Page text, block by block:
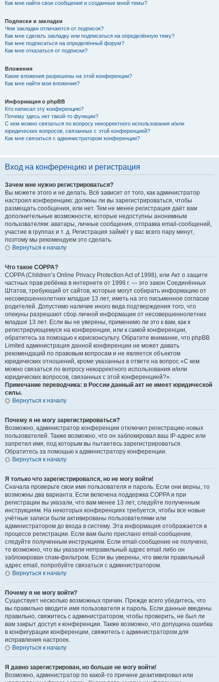
Как мне найти свои сообщения и созданные мной темы?
Подписки и закладки
Чем закладки отличаются от подписок?
Как мне сделать закладку или подписаться на определённую тему?
Как мне подписаться на определённый форум?
Как мне отказаться от подписки?
Вложения
Какие вложения разрешены на этой конференции?
Как мне найти мои вложения?
Информация о phpBB
Кто написал эту конференцию?
Почему здесь нет такой-то функции?
С кем можно связаться по вопросу некорректного использования и/или
юридических вопросов, связанных с этой конференцией?
Как мне связаться с администратором конференции?
Вход на конференцию и регистрация
Зачем мне нужно регистрироваться?
Вы можете этого и не делать. Всё зависит от того, как администратор
настроил конференцию: должны ли вы зарегистрироваться, чтобы
размещать сообщения, или нет. Тем не менее регистрация даёт вам
дополнительные возможности, которые недоступны анонимным
пользователям: аватары, личные сообщения, отправка email-сообщений,
участие в группах и т. д. Регистрация займёт у вас всего пару минут,
поэтому мы рекомендуем это сделать.
Вернуться к началу
Что такое COPPA?
COPPA (Children’s Online Privacy Protection Act of 1998), или Акт о защите
частных прав ребёнка в интернете от 1998 г. — это закон Соединённых
Штатов, требующий от сайтов, которые могут собирать информацию от
несовершеннолетних младше 13 лет, иметь на это письменное согласие
родителей. Допустимо наличие иного вида подтверждения того, что
опекуны разрешают сбор личной информации от несовершеннолетних
младше 13 лет. Если вы не уверены, применимо ли это к вам, как к
регистрирующемуся на конференции, или к самой конференции,
обратитесь за помощью к юрисконсульту. Обратите внимание, что phpBB
Limited администрация данной конференции не может давать
рекомендаций по правовым вопросам и не является объектом
юридических отношений, кроме указанных в ответе на вопрос «С кем
можно связаться по вопросу некорректного использования и/или
юридических вопросов, связанных с этой конференцией?».
Примечание переводчика: в России данный акт не имеет юридической
силы.
Вернуться к началу
Почему я не могу зарегистрироваться?
Возможно, администратор конференции отключил регистрацию новых
пользователей. Также возможно, что он заблокировал ваш IP-адрес или
запретил имя, под которым вы пытаетесь зарегистрироваться.
Обратитесь за помощью к администратору конференции.
Вернуться к началу
Я только что зарегистрировался, но не могу войти!
Сначала проверьте свои имя пользователя и пароль. Если они верны, то
возможны два варианта. Если включена поддержка COPPA и при
регистрации вы указали, что вам менее 13 лет, следуйте полученным
инструкциям. На некоторых конференциях требуется, чтобы все новые
учётные записи были активированы пользователями или
администратором до входа в систему. Эта информация отображается в
процессе регистрации. Если вам было прислано email-сообщение,
следуйте полученным инструкциям. Если email-сообщение не получено,
то возможно, что вы указали неправильный адрес email либо он
заблокирован спам-фильтром. Если вы уверены, что ввели правильный
адрес email, попробуйте связаться с администратором.
Вернуться к началу
Почему я не могу войти?
Существует несколько возможных причин. Прежде всего убедитесь, что
вы правильно вводите имя пользователя и пароль. Если данные введены
правильно, свяжитесь с администратором, чтобы проверить, не был ли
вам закрыт доступ к конференции. Также возможно, что допущена ошибка
в конфигурации конференции, свяжитесь с администратором для
исправления настроек.
Вернуться к началу
Я давно зарегистрирован, но больше не могу войти!
Возможно, администратор по какой-то причине деактивировал или